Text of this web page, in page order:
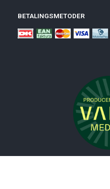
BETALINGSMETODER